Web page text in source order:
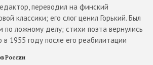
переводил на финский
классики; его слог ценил Горький. Был
по ложному делу; стихи поэта вернулись
в 1955 году после его реабилитации
России